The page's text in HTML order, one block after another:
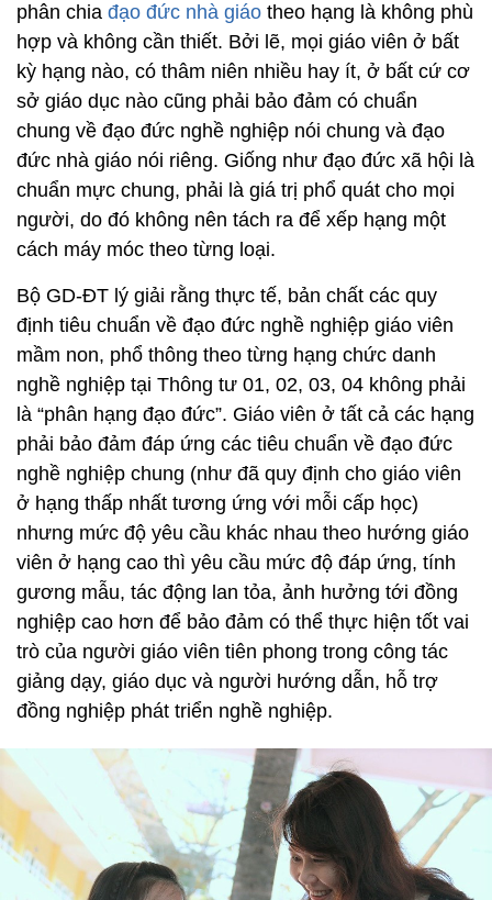
phân chia đạo đức nhà giáo theo hạng là không phù
hợp và không cần thiết. Bởi lẽ, mọi giáo viên ở bất
kỳ hạng nào, có thâm niên nhiều hay ít, ở bất cứ cơ
sở giáo dục nào cũng phải bảo đảm có chuẩn
chung về đạo đức nghề nghiệp nói chung và đạo
đức nhà giáo nói riêng. Giống như đạo đức xã hội là
chuẩn mực chung, phải là giá trị phổ quát cho mọi
người, do đó không nên tách ra để xếp hạng một
cách máy móc theo từng loại.
Bộ GD-ĐT lý giải rằng thực tế, bản chất các quy
định tiêu chuẩn về đạo đức nghề nghiệp giáo viên
mầm non, phổ thông theo từng hạng chức danh
nghề nghiệp tại Thông tư 01, 02, 03, 04 không phải
là “phân hạng đạo đức”. Giáo viên ở tất cả các hạng
phải bảo đảm đáp ứng các tiêu chuẩn về đạo đức
nghề nghiệp chung (như đã quy định cho giáo viên
ở hạng thấp nhất tương ứng với mỗi cấp học)
nhưng mức độ yêu cầu khác nhau theo hướng giáo
viên ở hạng cao thì yêu cầu mức độ đáp ứng, tính
gương mẫu, tác động lan tỏa, ảnh hưởng tới đồng
nghiệp cao hơn để bảo đảm có thể thực hiện tốt vai
trò của người giáo viên tiên phong trong công tác
giảng dạy, giáo dục và người hướng dẫn, hỗ trợ
đồng nghiệp phát triển nghề nghiệp.